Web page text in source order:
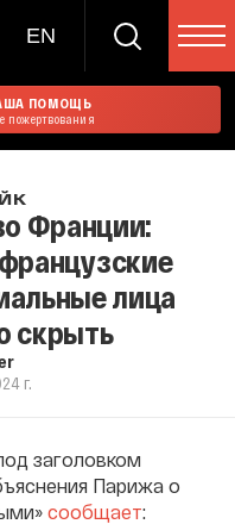
EN
ПОМОЩЬ
пожертвования
Франции:
лица
скрыть
г.
заголовком
Парижа о
сообщает: